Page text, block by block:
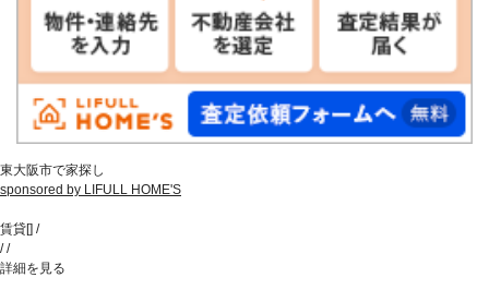
東大阪市で家探し
sponsored by LIFULL HOME'S
賃貸[] /
//
詳細を見る